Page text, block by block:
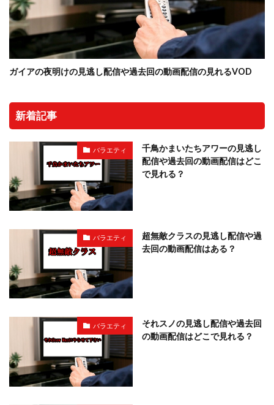
ガイアの夜明けの見逃し配信や過去回の動画配信の見れるVOD
新着記事
バラエティ
千鳥かまいたちアワーの見逃し
配信や過去回の動画配信はどこ
で見れる？
バラエティ
超無敵クラスの見逃し配信や過
去回の動画配信はある？
バラエティ
それスノの見逃し配信や過去回
の動画配信はどこで見れる？